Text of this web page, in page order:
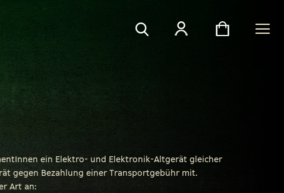
Search
ein Elektro- und Elektronik-Altgerät gleicher
gegen Bezahlung einer Transportgebühr mit.
Art an: